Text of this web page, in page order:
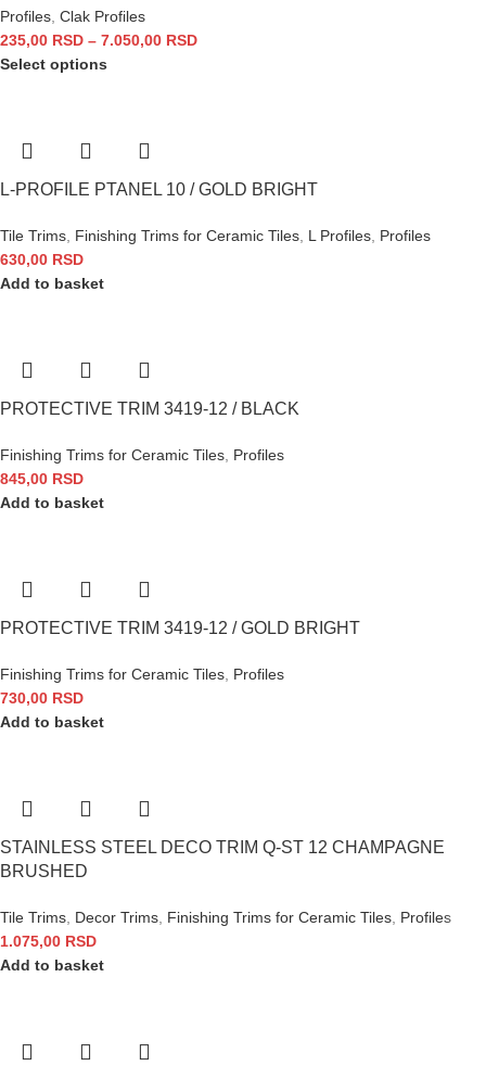
Profiles, Clak Profiles
235,00 RSD – 7.050,00 RSD
Select options
L-PROFILE PTANEL 10 / GOLD BRIGHT
Tile Trims, Finishing Trims for Ceramic Tiles, L Profiles, Profiles
630,00 RSD
Add to basket
PROTECTIVE TRIM 3419-12 / BLACK
Finishing Trims for Ceramic Tiles, Profiles
845,00 RSD
Add to basket
PROTECTIVE TRIM 3419-12 / GOLD BRIGHT
Finishing Trims for Ceramic Tiles, Profiles
730,00 RSD
Add to basket
STAINLESS STEEL DECO TRIM Q-ST 12 CHAMPAGNE
BRUSHED
Tile Trims, Decor Trims, Finishing Trims for Ceramic Tiles, Profiles
1.075,00 RSD
Add to basket